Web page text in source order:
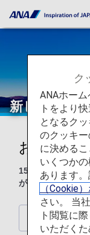
新しい日本
おすすめ
150万軒以上のホ
が貯まる・使える
東京
ク
ANAホー
トをより
となるク
のクッキ
に決める
いくつか
あります。
（Cookie
さい。 当
ト閲覧に
いただく